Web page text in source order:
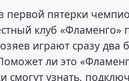
первой пятерки
клуб «Фламенго»
играют сразу два
ли это
смогут узнать,